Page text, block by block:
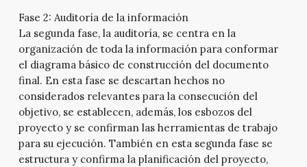
Fase 2: Auditoría de la información
La segunda fase, la auditoría, se centra en la
organización de toda la información para conformar
el diagrama básico de construcción del documento
final. En esta fase se descartan hechos no
considerados relevantes para la consecución del
objetivo, se establecen, además, los esbozos del
proyecto y se confirman las herramientas de trabajo
para su ejecución. También en esta segunda fase se
estructura y confirma la planificación del proyecto,